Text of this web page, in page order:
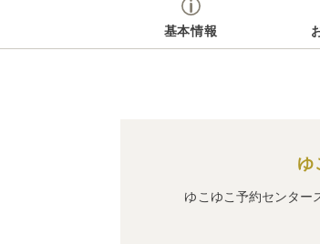
基本情報
ゆ
ゆこゆこ予約センター